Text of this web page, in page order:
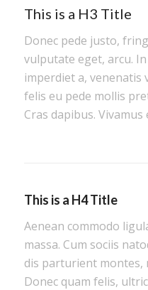
This is a H3 Title
Donec pede justo,
vulputate eget, arcu.
imperdiet a, venenatis
felis eu pede mollis
Cras dapibus.
This is a H4 Title
Aenean commodo
massa. Cum sociis
dis parturient montes,
Donec quam felis,